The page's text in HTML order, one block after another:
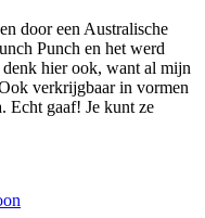
door een Australische
Punch en het werd
hier ook, want al mijn
verkrijgbaar in vormen
Echt gaaf! Je kunt ze